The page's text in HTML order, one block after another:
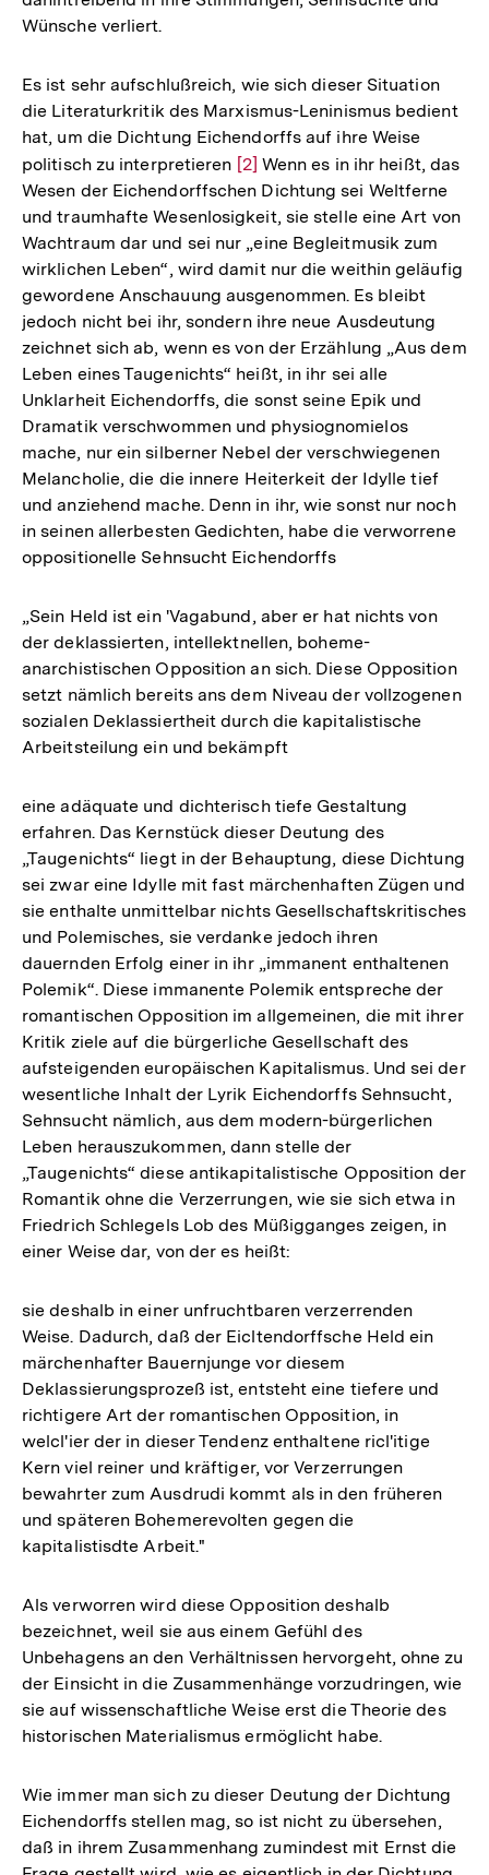
Wünsche verliert.
Es ist sehr aufschlußreich, wie sich dieser Situation
die Literaturkritik des Marxismus-Leninismus bedient
hat, um die Dichtung Eichendorffs auf ihre Weise
politisch zu interpretieren Zur
Auflösung
der
Fußnote
[2] Wenn es in ihr heißt, das
Wesen der Eichendorffschen Dichtung sei Weltferne
und traumhafte Wesenlosigkeit, sie stelle eine Art von
Wachtraum dar und sei nur „eine Begleitmusik zum
wirklichen Leben“, wird damit nur die weithin geläufig
gewordene Anschauung ausgenommen. Es bleibt
jedoch nicht bei ihr, sondern ihre neue Ausdeutung
zeichnet sich ab, wenn es von der Erzählung „Aus dem
Leben eines Taugenichts“ heißt, in ihr sei alle
Unklarheit Eichendorffs, die sonst seine Epik und
Dramatik verschwommen und physiognomielos
mache, nur ein silberner Nebel der verschwiegenen
Melancholie, die die innere Heiterkeit der Idylle tief
und anziehend mache. Denn in ihr, wie sonst nur noch
in seinen allerbesten Gedichten, habe die verworrene
oppositionelle Sehnsucht Eichendorffs
„Sein Held ist ein 'Vagabund, aber er hat nichts von
der deklassierten, intellektnellen, boheme-
anarchistischen Opposition an sich. Diese Opposition
setzt nämlich bereits ans dem Niveau der vollzogenen
sozialen Deklassiertheit durch die kapitalistische
Arbeitsteilung ein und bekämpft
eine adäquate und dichterisch tiefe Gestaltung
erfahren. Das Kernstück dieser Deutung des
„Taugenichts“ liegt in der Behauptung, diese Dichtung
sei zwar eine Idylle mit fast märchenhaften Zügen und
sie enthalte unmittelbar nichts Gesellschaftskritisches
und Polemisches, sie verdanke jedoch ihren
dauernden Erfolg einer in ihr „immanent enthaltenen
Polemik“. Diese immanente Polemik entspreche der
romantischen Opposition im allgemeinen, die mit ihrer
Kritik ziele auf die bürgerliche Gesellschaft des
aufsteigenden europäischen Kapitalismus. Und sei der
wesentliche Inhalt der Lyrik Eichendorffs Sehnsucht,
Sehnsucht nämlich, aus dem modern-bürgerlichen
Leben herauszukommen, dann stelle der
„Taugenichts“ diese antikapitalistische Opposition der
Romantik ohne die Verzerrungen, wie sie sich etwa in
Friedrich Schlegels Lob des Müßigganges zeigen, in
einer Weise dar, von der es heißt:
sie deshalb in einer unfruchtbaren verzerrenden
Weise. Dadurch, daß der Eicltendorffsche Held ein
märchenhafter Bauernjunge vor diesem
Deklassierungsprozeß ist, entsteht eine tiefere und
richtigere Art der romantischen Opposition, in
welcl'ier der in dieser Tendenz enthaltene ricl'itige
Kern viel reiner und kräftiger, vor Verzerrungen
bewahrter zum Ausdrudi kommt als in den früheren
und späteren Bohemerevolten gegen die
kapitalistisdte Arbeit."
Als verworren wird diese Opposition deshalb
bezeichnet, weil sie aus einem Gefühl des
Unbehagens an den Verhältnissen hervorgeht, ohne zu
der Einsicht in die Zusammenhänge vorzudringen, wie
sie auf wissenschaftliche Weise erst die Theorie des
historischen Materialismus ermöglicht habe.
Wie immer man sich zu dieser Deutung der Dichtung
Eichendorffs stellen mag, so ist nicht zu übersehen,
daß in ihrem Zusammenhang zumindest mit Ernst die